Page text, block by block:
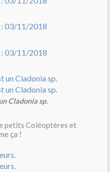
Cladonia sp.
petits Coléoptères et
ça !